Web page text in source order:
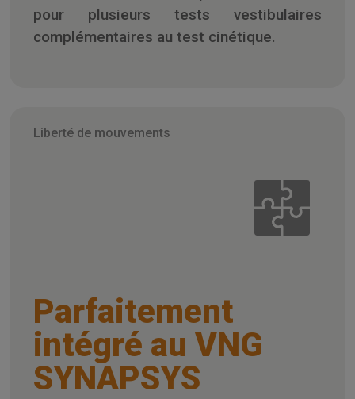
pour plusieurs tests vestibulaires
complémentaires au test cinétique.
Liberté de mouvements
Parfaitement
intégré au VNG
SYNAPSYS